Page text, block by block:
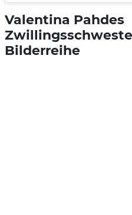
Valentina Pahdes
Bilderreihe